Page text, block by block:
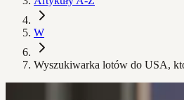
W
Wyszukiwarka lotów do USA,